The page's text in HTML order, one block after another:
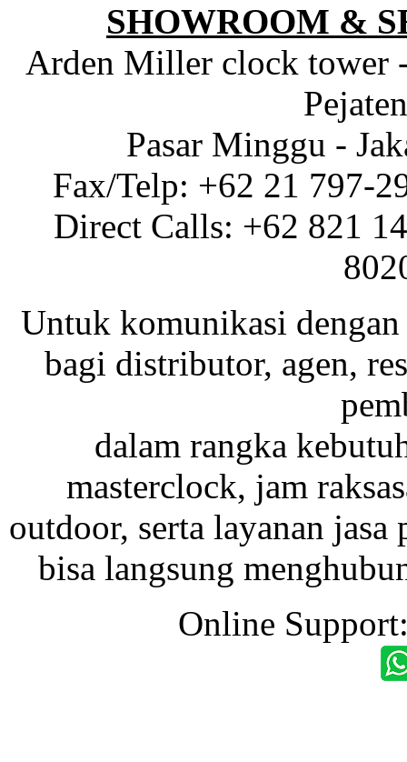
SHOWROOM &
Arden Miller clock tower
Pasar Minggu -
Fax/Telp: +62 21 797-
Direct Calls: +62 821
Untuk komunikasi dengan
bagi distributor, agen,
dalam rangka
masterclock, jam
outdoor, serta layanan
bisa langsung
Online